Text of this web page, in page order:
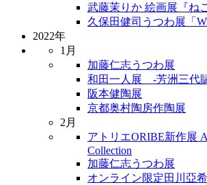
武藤茉りか 絵画展『ね
久保田健司うつわ展「
2022年
1月
加藤仁志うつわ展
和田一人展 -芳洲三代
阪本健陶展
京都奥村陶房作陶展
2月
アトリエORIBE新作展
Collection
加藤仁志うつわ展
オンライン限定田川亞